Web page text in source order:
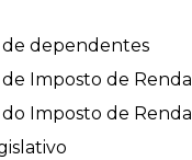
de dependentes
de Imposto de Renda
do Imposto de Renda